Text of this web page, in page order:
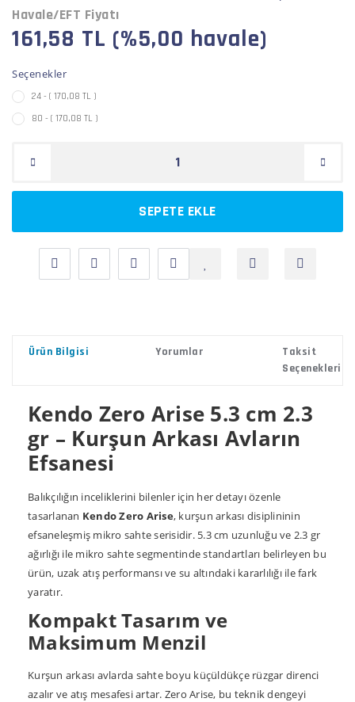
Havale/EFT Fiyatı
161,58 TL (%5,00 havale)
Seçenekler
24 - ( 170,08 TL )
80 - ( 170,08 TL )
SEPETE EKLE
Ürün Bilgisi Yorumlar
Taksit
Seçenekleri
Kendo Zero Arise 5.3 cm 2.3
gr – Kurşun Arkası Avların
Efsanesi
Balıkçılığın inceliklerini bilenler için her detayı özenle
tasarlanan Kendo Zero Arise, kurşun arkası disiplininin
efsaneleşmiş mikro sahte serisidir. 5.3 cm uzunluğu ve 2.3 gr
ağırlığı ile mikro sahte segmentinde standartları belirleyen bu
ürün, uzak atış performansı ve su altındaki kararlılığı ile fark
yaratır.
Kompakt Tasarım ve
Maksimum Menzil
Kurşun arkası avlarda sahte boyu küçüldükçe rüzgar direnci
azalır ve atış mesafesi artar. Zero Arise, bu teknik dengeyi